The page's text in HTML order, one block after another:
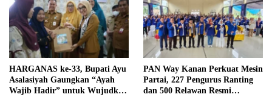
HARGANAS ke-33, Bupati Ayu
Asalasiyah Gaungkan “Ayah
Wajib Hadir” untuk Wujudkan
PAN Way Kanan Perkuat Mesin
Partai, 227 Pengurus Ranting
dan 500 Relawan Resmi